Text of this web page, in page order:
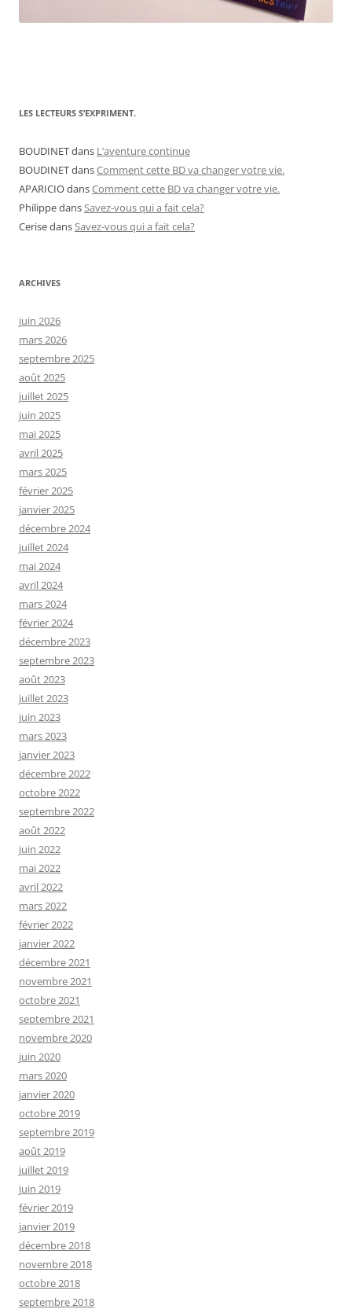
LES LECTEURS S’EXPRIMENT.
BOUDINETdans L’aventure continue
BOUDINETdansComment cette BD va changer votre vie.
APARICIOdansComment cette BD va changer votre vie.
PhilippedansSavez-vous qui a fait cela?
CerisedansSavez-vous qui a fait cela?
ARCHIVES
juin 2026
mars 2026
septembre 2025
août 2025
juillet 2025
juin 2025
mai 2025
avril 2025
mars 2025
février 2025
janvier 2025
décembre 2024
juillet 2024
mai 2024
avril 2024
mars 2024
février 2024
décembre 2023
septembre 2023
août 2023
juillet 2023
juin 2023
mars 2023
janvier 2023
décembre 2022
octobre 2022
septembre 2022
août 2022
juin 2022
mai 2022
avril 2022
mars 2022
février 2022
janvier 2022
décembre 2021
novembre 2021
octobre 2021
septembre 2021
novembre 2020
juin 2020
mars 2020
janvier 2020
octobre 2019
septembre 2019
août 2019
juillet 2019
juin 2019
février 2019
janvier 2019
décembre 2018
novembre 2018
octobre 2018
septembre 2018